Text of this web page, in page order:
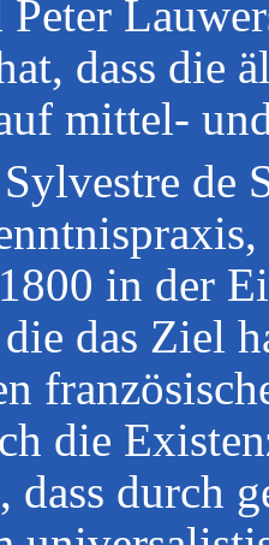
Peter
dass die
mittel-
de
in der
das Ziel
die
dass durch